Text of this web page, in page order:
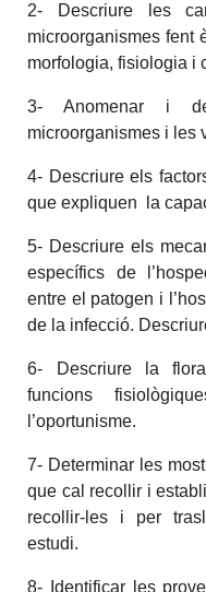
2- Descriure les
microorganismes fent
morfologia, fisiologia i
3- Anomenar i
microorganismes i les
4- Descriure els
que expliquen la
5- Descriure els
específics de
entre el patogen i
de la infecció.
6- Descriure la
funcions
l’oportunisme.
7- Determinar les
que cal recollir i
recollir-les i per
estudi.
8- Identificar les